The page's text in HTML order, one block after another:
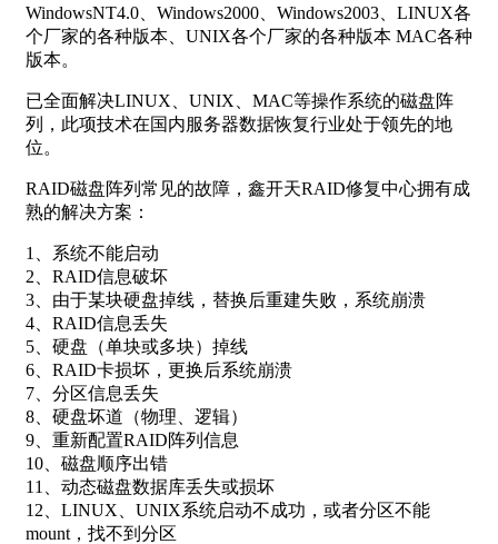
WindowsNT4.0、Windows2000、Windows2003、LINUX各
个厂家的各种版本、UNIX各个厂家的各种版本 MAC各种
版本。
已全面解决LINUX、UNIX、MAC等操作系统的磁盘阵
列，此项技术在国内服务器数据恢复行业处于领先的地
位。
RAID磁盘阵列常见的故障，鑫开天RAID修复中心拥有成
熟的解决方案：
1、系统不能启动
2、RAID信息破坏
3、由于某块硬盘掉线，替换后重建失败，系统崩溃
4、RAID信息丢失
5、硬盘（单块或多块）掉线
6、RAID卡损坏，更换后系统崩溃
7、分区信息丢失
8、硬盘坏道（物理、逻辑）
9、重新配置RAID阵列信息
10、磁盘顺序出错
11、动态磁盘数据库丢失或损坏
12、LINUX、UNIX系统启动不成功，或者分区不能
mount，找不到分区